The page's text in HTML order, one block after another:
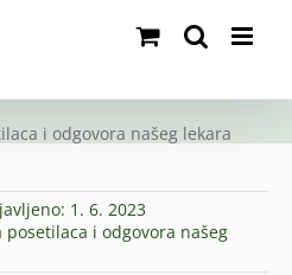
i odgovora našeg lekara
1. 6. 2023
i odgovora našeg